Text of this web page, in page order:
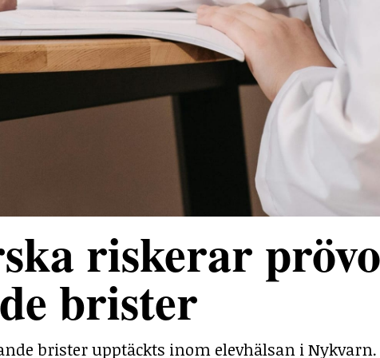
riskerar
brister
brister upptäckts inom elevhälsan i Nykvarn.